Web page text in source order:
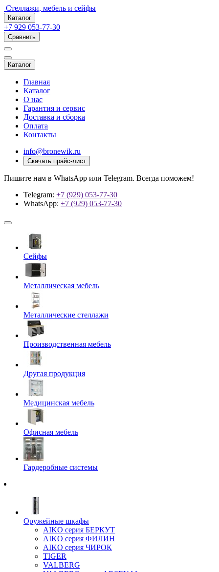
Стеллажи, мебель и сейфы
Каталог
+7 929 053-77-30
Сравнить
Каталог
Главная
Каталог
О нас
Гарантия и сервис
Доставка и сборка
Оплата
Контакты
info@bronewik.ru
Скачать прайс-лист
Пишите нам в WhatsApp или Telegram. Всегда поможем!
Telegram: +7 (929) 053-77-30
WhatsApp: +7 (929) 053-77-30
Сейфы
Металлическая мебель
Металлические стеллажи
Производственная мебель
Другая продукция
Медицинская мебель
Офисная мебель
Гардеробные системы
Оружейные шкафы
AIKO серия БЕРКУТ
AIKO серия ФИЛИН
AIKO серия ЧИРОК
TIGER
VALBERG